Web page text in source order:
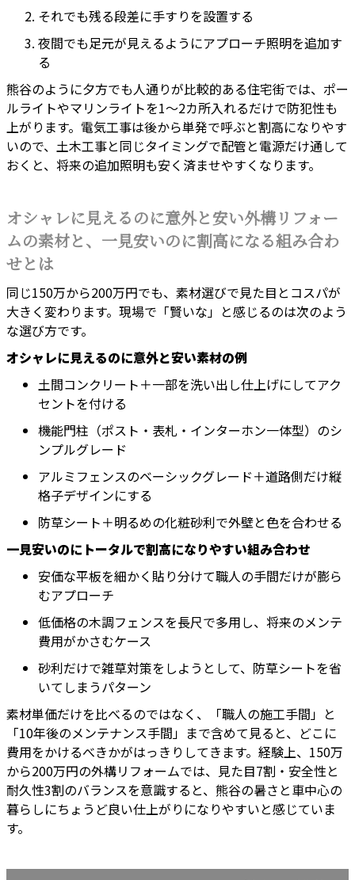
それでも残る段差に手すりを設置する
夜間でも足元が見えるようにアプローチ照明を追加す
る
熊谷のように夕方でも人通りが比較的ある住宅街では、ポー
ルライトやマリンライトを1〜2カ所入れるだけで防犯性も
上がります。電気工事は後から単発で呼ぶと割高になりやす
いので、土木工事と同じタイミングで配管と電源だけ通して
おくと、将来の追加照明も安く済ませやすくなります。
オシャレに見えるのに意外と安い外構リフォー
ムの素材と、一見安いのに割高になる組み合わ
せとは
同じ150万から200万円でも、素材選びで見た目とコスパが
大きく変わります。現場で「賢いな」と感じるのは次のよう
な選び方です。
オシャレに見えるのに意外と安い素材の例
土間コンクリート＋一部を洗い出し仕上げにしてアク
セントを付ける
機能門柱（ポスト・表札・インターホン一体型）のシ
ンプルグレード
アルミフェンスのベーシックグレード＋道路側だけ縦
格子デザインにする
防草シート＋明るめの化粧砂利で外壁と色を合わせる
一見安いのにトータルで割高になりやすい組み合わせ
安価な平板を細かく貼り分けて職人の手間だけが膨ら
むアプローチ
低価格の木調フェンスを長尺で多用し、将来のメンテ
費用がかさむケース
砂利だけで雑草対策をしようとして、防草シートを省
いてしまうパターン
素材単価だけを比べるのではなく、「職人の施工手間」と
「10年後のメンテナンス手間」まで含めて見ると、どこに
費用をかけるべきかがはっきりしてきます。経験上、150万
から200万円の外構リフォームでは、見た目7割・安全性と
耐久性3割のバランスを意識すると、熊谷の暑さと車中心の
暮らしにちょうど良い仕上がりになりやすいと感じていま
す。